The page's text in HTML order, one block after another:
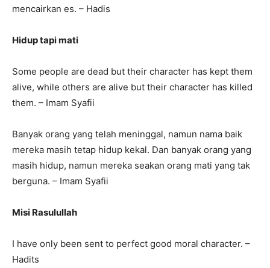
mencairkan es. – Hadis
Hidup tapi mati
Some people are dead but their character has kept them
alive, while others are alive but their character has killed
them. – Imam Syafii
Banyak orang yang telah meninggal, namun nama baik
mereka masih tetap hidup kekal. Dan banyak orang yang
masih hidup, namun mereka seakan orang mati yang tak
berguna. – Imam Syafii
Misi Rasulullah
I have only been sent to perfect good moral character. –
Hadits